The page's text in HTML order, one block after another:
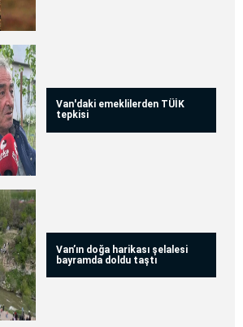
Van'daki emeklilerden TÜİK
tepkisi
Van’ın doğa harikası şelalesi
bayramda doldu taştı